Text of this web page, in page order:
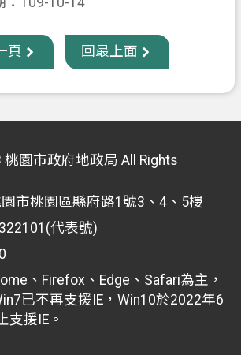
頁 回最上面
園市政府地政局 All Rights
市桃園區縣府路1號3、4、5樓
代表號)
、Firefox、Edge、Safari為主，
已不再支援IE，Win10於2022年6
支援IE。